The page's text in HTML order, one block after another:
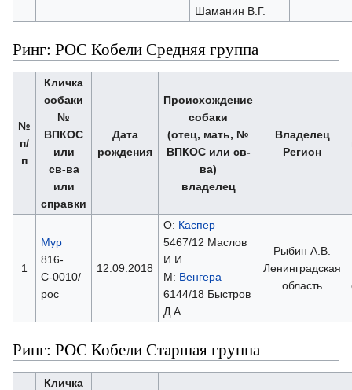
Шаманин В.Г.
Ринг: РОС Кобели Средняя группа
№
п/
п
Кличка
собаки
№
ВПКОС
или
св-ва
или
справки
Дата
рождения
Происхождение
собаки
(отец, мать, №
ВПКОС или св-
ва)
владелец
Владелец
Регион
1
Мур
816-
С-0010/
рос
12.09.2018
О: Каспер
5467/12 Маслов
И.И.
М: Венгера
6144/18 Быстров
Д.А.
Рыбин А.В.
Ленинградская
область
Ринг: РОС Кобели Старшая группа
Кличка